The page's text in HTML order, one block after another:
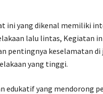
ini yang dikenal memiliki
lalu lintas, Kegiatan
pentingnya keselamatan di
yang tinggi.
edukatif yang mendorong